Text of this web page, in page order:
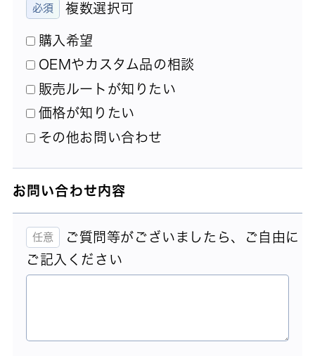
複数選択可
購入希望
OEMやカスタム品の相談
販売ルートが知りたい
価格が知りたい
その他お問い合わせ
お問い合わせ内容
ご質問等がございましたら、ご自由に
ご記入ください